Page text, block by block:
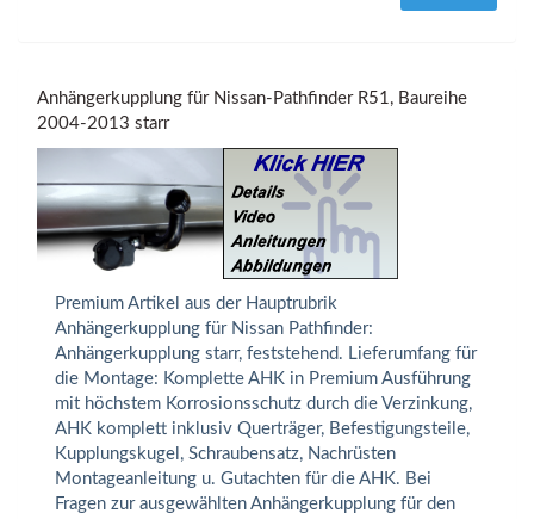
Anhängerkupplung für Nissan-Pathfinder R51, Baureihe
2004-2013 starr
Premium Artikel aus der Hauptrubrik
Anhängerkupplung für Nissan Pathfinder:
Anhängerkupplung starr, feststehend. Lieferumfang für
die Montage: Komplette AHK in Premium Ausführung
mit höchstem Korrosionsschutz durch die Verzinkung,
AHK komplett inklusiv Querträger, Befestigungsteile,
Kupplungskugel, Schraubensatz, Nachrüsten
Montageanleitung u. Gutachten für die AHK. Bei
Fragen zur ausgewählten Anhängerkupplung für den